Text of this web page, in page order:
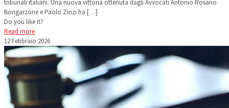
tribunali italiani. Una nuova vittoria ottenuta dagli Avvocati Antonio Rosario
Bongarzone e Paolo Zinzi ha […]
Do you like it?
Read more
12 Febbraio 2026